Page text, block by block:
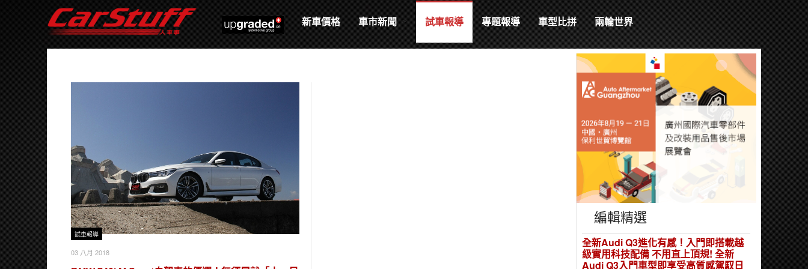
新車價格 車市新聞 試車報導 專題報導 車型比拼 兩輪世界
試車報導
03 八月 2018
編輯精選
全新Audi Q3進化有感！入門即搭載越
級實用科技配備 不用直上頂規! 全新
Audi Q3入門車型即享受高質感駕馭日